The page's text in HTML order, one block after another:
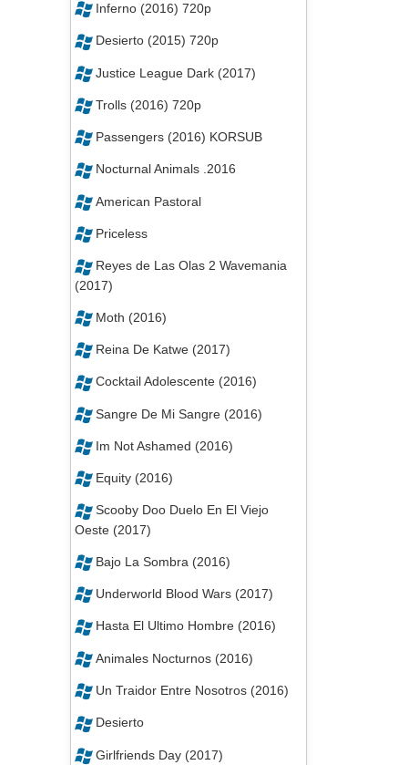
Inferno (2016) 720p
Desierto (2015) 720p
Justice League Dark (2017)
Trolls (2016) 720p
Passengers (2016) KORSUB
Nocturnal Animals .2016
American Pastoral
Priceless
Reyes de Las Olas 2 Wavemania
(2017)
Moth (2016)
Reina De Katwe (2017)
Cocktail Adolescente (2016)
Sangre De Mi Sangre (2016)
Im Not Ashamed (2016)
Equity (2016)
Scooby Doo Duelo En El Viejo
Oeste (2017)
Bajo La Sombra (2016)
Underworld Blood Wars (2017)
Hasta El Ultimo Hombre (2016)
Animales Nocturnos (2016)
Un Traidor Entre Nosotros (2016)
Desierto
Girlfriends Day (2017)